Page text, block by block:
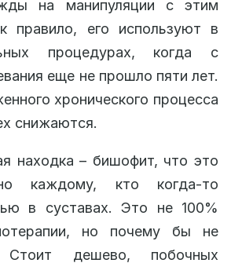
на манипуляции с этим
правило, его используют в
процедурах, когда с
еще не прошло пяти лет.
хронического процесса
снижаются.
находка – бишофит, что это
каждому, кто когда-то
в суставах. Это не 100%
но почему бы не
Стоит дешево, побочных